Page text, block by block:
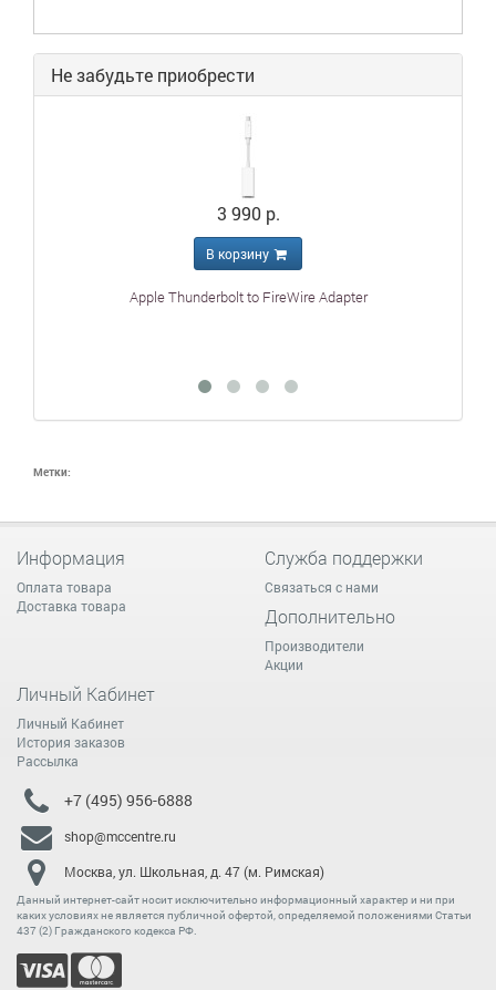
Не забудьте приобрести
3 990 р.
В корзину
Apple Thunderbolt to FireWire Adapter
Метки:
Информация
Оплата товара
Доставка товара
Служба поддержки
Связаться с нами
Дополнительно
Производители
Акции
Личный Кабинет
Личный Кабинет
История заказов
Рассылка
+7 (495) 956-6888
shop@mccentre.ru
Москва, ул. Школьная, д. 47 (м. Римская)
Данный интернет-сайт носит исключительно информационный характер и ни при
каких условиях не является публичной офертой, определяемой положениями Статьи
437 (2) Гражданского кодекса РФ.